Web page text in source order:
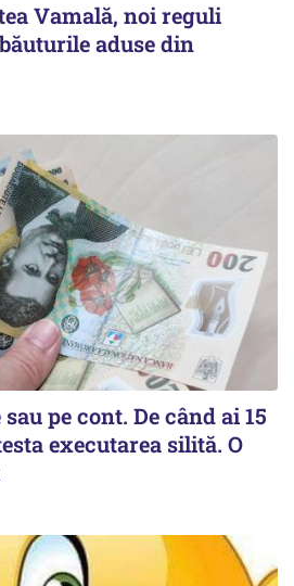
Vamală, noi reguli
aduse din
pe cont. De când ai 15
executarea silită. O